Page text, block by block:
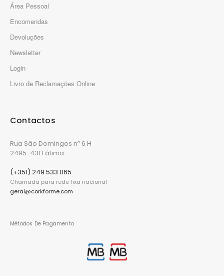
Área Pessoal
Encomendas
Devoluções
Newsletter
Login
Livro de Reclamações Online
Contactos
Rua São Domingos nº 6 H
2495-431 Fátima
(+351) 249 533 065
Chamada para rede fixa nacional
geral@corkforme.com
Métodos De Pagamento